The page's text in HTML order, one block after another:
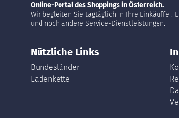
Online-Portal des Shoppings in Österreich.
Wir begleiten Sie tagtäglich in Ihre Einkäuffe :
und noch andere Service-Dienstleistungen.
Nützliche Links
Bundesländer
Ladenkette